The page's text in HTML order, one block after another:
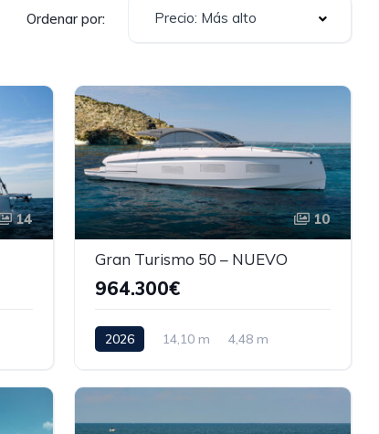
Ordenar por: Precio: Más alto
14 10
Gran Turismo 50 – NUEVO
964.300€
2026 14,10 m 4,48 m